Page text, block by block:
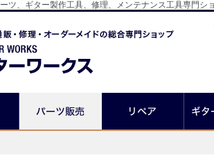
ツ、ギター製作工具、修理、メンテナンス工具専門シ